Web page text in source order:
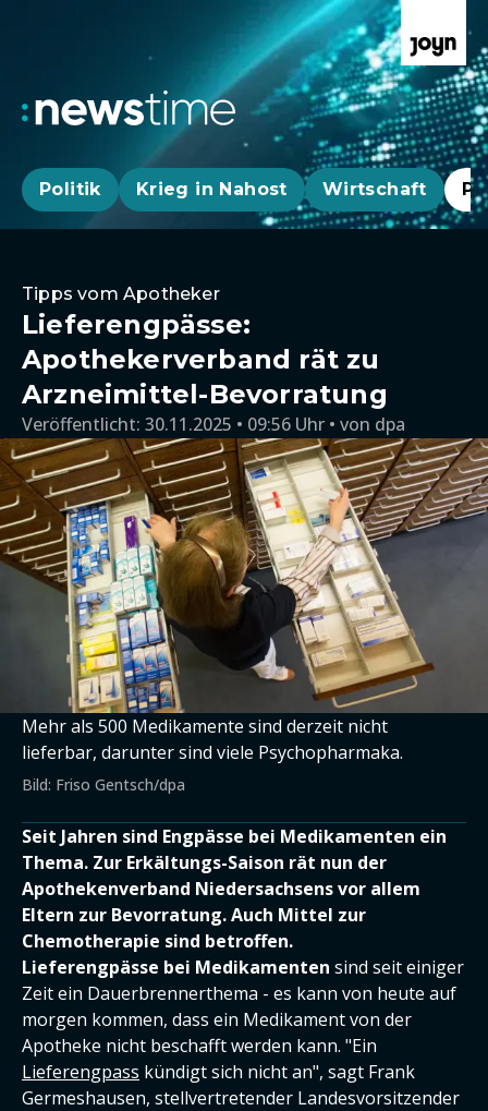
Politik Krieg in Nahost Wirtschaft
Tipps vom Apotheker
Lieferengpässe:
Apothekerverband rät zu
Arzneimittel-Bevorratung
Veröffentlicht: 30.11.2025 • 09:56 Uhr von dpa
Mehr als 500 Medikamente sind derzeit nicht
lieferbar, darunter sind viele Psychopharmaka.
Bild: Friso Gentsch/dpa
Seit Jahren sind Engpässe bei Medikamenten ein
Thema. Zur Erkältungs-Saison rät nun der
Apothekenverband Niedersachsens vor allem
Eltern zur Bevorratung. Auch Mittel zur
Chemotherapie sind betroffen.
Lieferengpässe bei Medikamenten sind seit einiger
Zeit ein Dauerbrennerthema - es kann von heute auf
morgen kommen, dass ein Medikament von der
Apotheke nicht beschafft werden kann. "Ein
Lieferengpass kündigt sich nicht an", sagt Frank
Germeshausen, stellvertretender Landesvorsitzender